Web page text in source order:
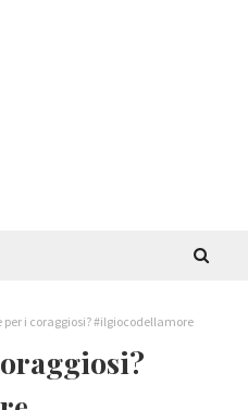
per i coraggiosi? #ilgiocodellamore